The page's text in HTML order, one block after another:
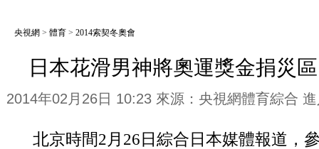
央視網 > 體育 > 2014索契冬奧會
日本花滑男神將奧運獎金捐災
2014年02月26日 10:23 來源：央視網體育綜合
北京時間2月26日綜合日本媒體報道，